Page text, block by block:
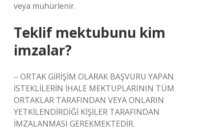
veya mühürlenir.
Teklif mektubunu kim
imzalar?
– ORTAK GİRİŞİM OLARAK BAŞVURU YAPAN
İSTEKLİLERİN İHALE MEKTUPLARININ TÜM
ORTAKLAR TARAFINDAN VEYA ONLARIN
YETKİLENDİRDİĞİ KİŞİLER TARAFINDAN
İMZALANMASI GEREKMEKTEDİR.